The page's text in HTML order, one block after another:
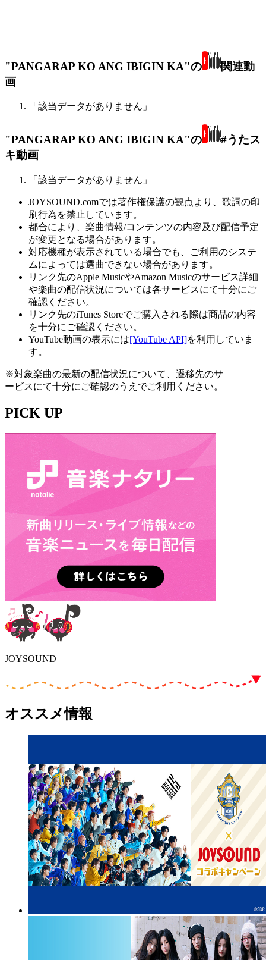
"PANGARAP KO ANG IBIGIN KA"の
関連動
画
「該当データがありません」
"PANGARAP KO ANG IBIGIN KA"の
#うたス
キ動画
「該当データがありません」
JOYSOUND.comでは著作権保護の観点より、歌詞の印
刷行為を禁止しています。
都合により、楽曲情報/コンテンツの内容及び配信予定
が変更となる場合があります。
対応機種が表示されている場合でも、ご利用のシステ
ムによっては選曲できない場合があります。
リンク先のApple MusicやAmazon Musicのサービス詳細
や楽曲の配信状況については各サービスにて十分にご
確認ください。
リンク先のiTunes Storeでご購入される際は商品の内容
を十分にご確認ください。
YouTube動画の表示には[YouTube API]を利用していま
す。
※対象楽曲の最新の配信状況について、遷移先のサ
ービスにて十分にご確認のうえでご利用ください。
PICK UP
JOYSOUND
オススメ情報